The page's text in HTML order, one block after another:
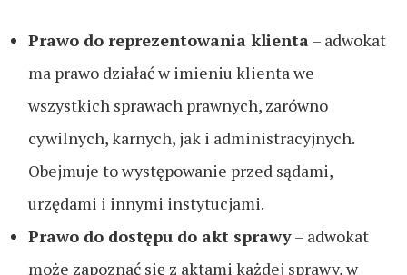
Prawo do reprezentowania klienta – adwokat
ma prawo działać w imieniu klienta we
wszystkich sprawach prawnych, zarówno
cywilnych, karnych, jak i administracyjnych.
Obejmuje to występowanie przed sądami,
urzędami i innymi instytucjami.
Prawo do dostępu do akt sprawy– adwokat
może zapoznać się z aktami każdej sprawy, w